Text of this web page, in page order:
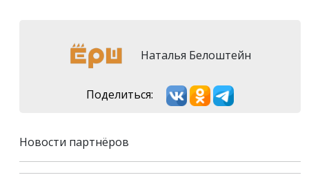
Наталья Белоштейн
Поделиться:
Новости партнёров